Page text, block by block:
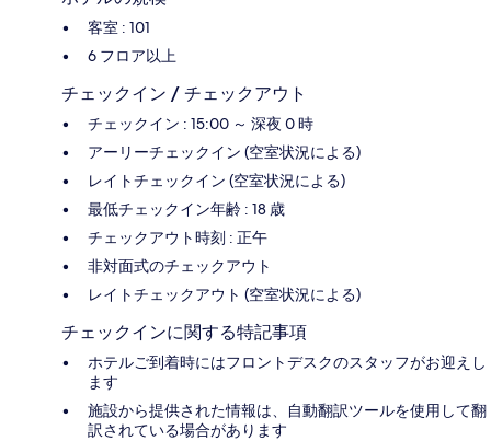
客室 : 101
6 フロア以上
チェックイン / チェックアウト
チェックイン : 15:00 ～ 深夜 0 時
アーリーチェックイン (空室状況による)
レイトチェックイン (空室状況による)
最低チェックイン年齢 : 18 歳
チェックアウト時刻 : 正午
非対面式のチェックアウト
レイトチェックアウト (空室状況による)
チェックインに関する特記事項
ホテルご到着時にはフロントデスクのスタッフがお迎えし
ます
施設から提供された情報は、自動翻訳ツールを使用して翻
訳されている場合があります